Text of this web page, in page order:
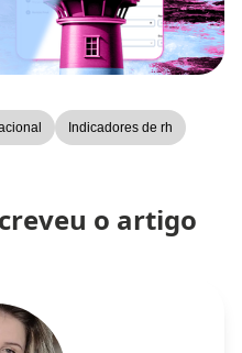
Indicadores de rh
o artigo